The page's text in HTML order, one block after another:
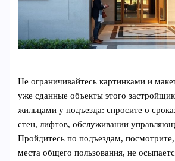
Не ограничивайтесь картинками и
уже сданные объекты этого
жильцами у подъезда: спросите о
стен, лифтов, обслуживании
Пройдитесь по подъездам,
места общего пользования, не